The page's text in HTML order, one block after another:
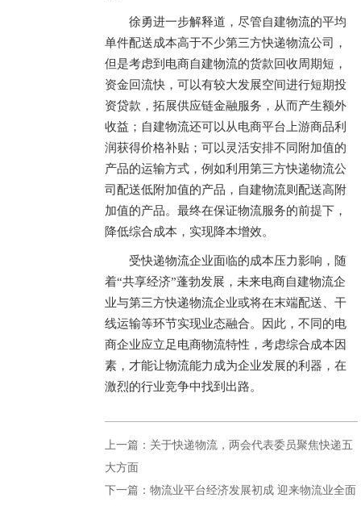
徐勇进一步解释道，尽管自建物流的平均
单件配送成本高于不少第三方快递物流公司，
但是考虑到电商自建物流的货款回收周期短，
资金回流快，可以有较大发展空间进行短期投
资贷款，拓展供应链金融服务，从而产生额外
收益；自建物流还可以从电商平台上游商品利
润获得价格补贴；可以灵活安排不同附加值的
产品的运输方式，例如利用第三方快递物流公
司配送低附加值的产品，自建物流则配送高附
加值的产品。最终在保证物流服务的前提下，
降低综合成本，实现降本增效。
受快递物流企业面临的成本压力影响，随
着“共享经济”蓬勃发展，未来电商自建物流企
业与第三方快递物流企业或将在末端配送、干
线运输等环节实现业态融合。因此，不同的电
商企业应立足电商物流特性，考虑综合成本因
素，才能让物流能力成为企业发展的利器，在
激烈的行业竞争中找到出路。
上一篇：关于快递物流，两会代表委员聚焦快递五
大方面
下一篇：物流业平台经济发展初成 迎来物流业全面